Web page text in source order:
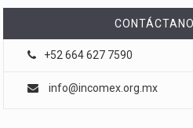
+52 664 627 7590
info@incomex.org.mx